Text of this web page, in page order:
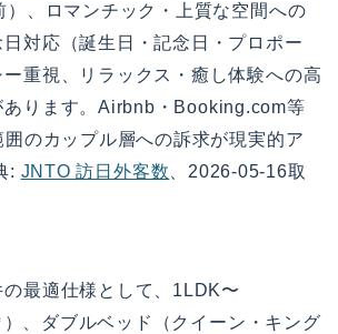
）、ロマンチック・上質な空間への
対応（誕生日・記念日・プロポー
重視、リラックス・癒し体験への高
あります。Airbnb・Booking.com等
のカップル層への訴求が現実的ア
: JNTO 訪日外客数、2026-05-16取
最適仕様として、1LDK〜
、ダブルベッド（クイーン・キング